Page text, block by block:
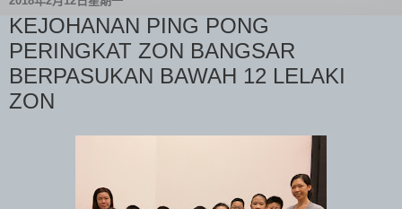
KEJOHANAN PING PONG
PERINGKAT ZON BANGSAR
BERPASUKAN BAWAH 12 LELAKI
ZON